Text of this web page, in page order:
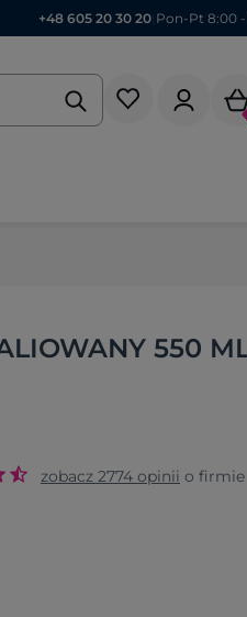
+48 605 20 30 20 Pon-Pt 8:00 -
550
zobacz 2774 opinii o firmie